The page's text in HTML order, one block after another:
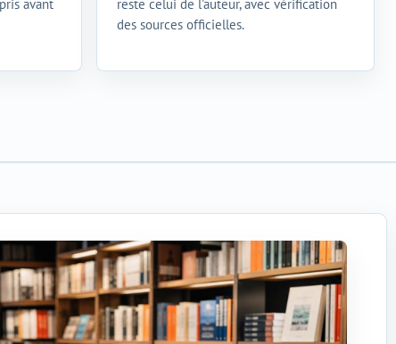
avant
reste celui de l'auteur, avec vérification
des sources officielles.